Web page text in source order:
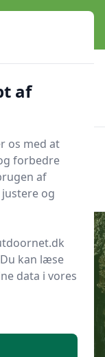
livet under åben
våd
af
os med at
forbedre
af
og
kan læse
data i vores